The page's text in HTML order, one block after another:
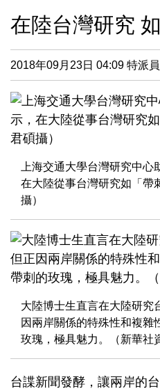
在陸台灣研究
2018年09月23日 04:09 特派
上海交通大學台灣研究中心
在大陸從事台灣研究如「帶
攝）
大陸博士生直言在大陸研究
因兩岸關係的特殊性和複雜
玫瑰，極具魅力。（新華社
台諜新聞發酵，讓兩岸的